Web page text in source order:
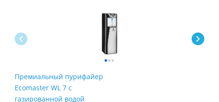
Премиальный пурифайер
Ecomaster WL 7 с
газированной водой